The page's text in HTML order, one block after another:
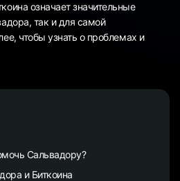
означает значительные
так и для самой
чтобы узнать о проблемах и
Сальвадору?
и Биткоина